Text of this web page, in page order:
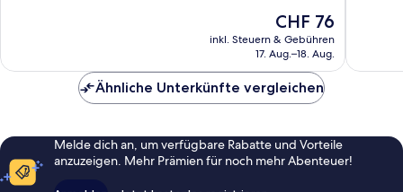
Der
Preis
beträgt
CHF 76
inkl. Steuern & Gebühren
17. Aug.–18. Aug.
Ähnliche Unterkünfte vergleichen
Melde dich an, um verfügbare Rabatte und Vorteile
anzuzeigen. Mehr Prämien für noch mehr Abenteuer!